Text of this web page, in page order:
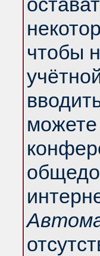
чтобы
можете